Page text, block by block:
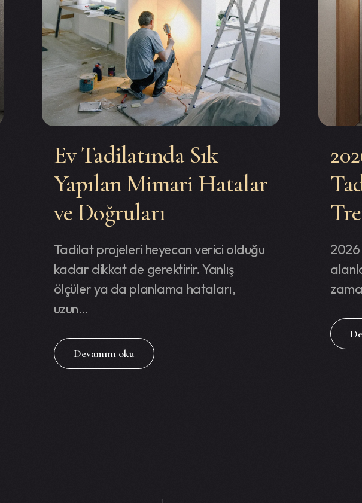
Ev Tadilatında Sık
Yapılan Mimari Hatalar
ve Doğruları
Tadilat projeleri heyecan verici olduğu
kadar dikkat de gerektirir. Yanlış
ölçüler ya da planlama hataları,
uzun…
Devamını oku
2026